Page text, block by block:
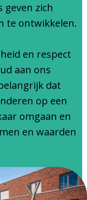
geven zich
te ontwikkelen.
en respect
aan ons
dat
op een
omgaan en
en waarden